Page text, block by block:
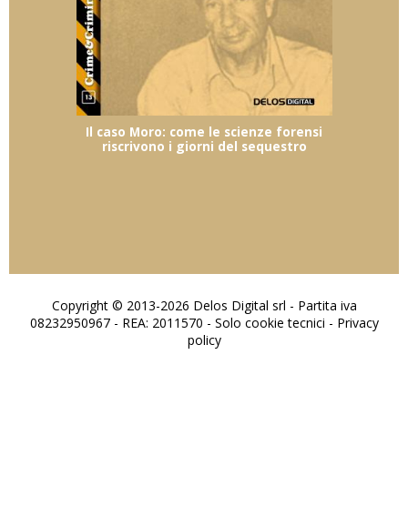
Il caso Moro: come le scienze forensi
riscrivono i giorni del sequestro
Copyright © 2013-2026 Delos Digital srl - Partita iva
08232950967 - REA: 2011570 - Solo cookie tecnici - Privacy
policy